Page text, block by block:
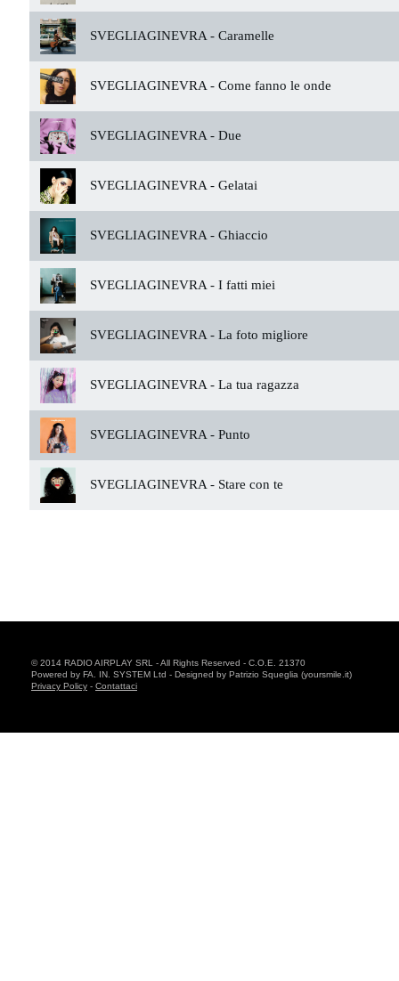
SVEGLIAGINEVRA - Caramelle
SVEGLIAGINEVRA - Come fanno le onde
SVEGLIAGINEVRA - Due
SVEGLIAGINEVRA - Gelatai
SVEGLIAGINEVRA - Ghiaccio
SVEGLIAGINEVRA - I fatti miei
SVEGLIAGINEVRA - La foto migliore
SVEGLIAGINEVRA - La tua ragazza
SVEGLIAGINEVRA - Punto
SVEGLIAGINEVRA - Stare con te
© 2014 RADIO AIRPLAY SRL - All Rights Reserved - C.O.E. 21370
Powered by FA. IN. SYSTEM Ltd - Designed by Patrizio Squeglia (yoursmile.it)
Privacy Policy - Contattaci